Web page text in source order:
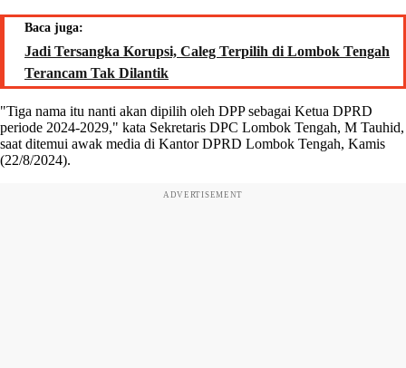
Baca juga:
Jadi Tersangka Korupsi, Caleg Terpilih di Lombok Tengah
Terancam Tak Dilantik
"Tiga nama itu nanti akan dipilih oleh DPP sebagai Ketua DPRD
periode 2024-2029," kata Sekretaris DPC Lombok Tengah, M Tauhid,
saat ditemui awak media di Kantor DPRD Lombok Tengah, Kamis
(22/8/2024).
ADVERTISEMENT